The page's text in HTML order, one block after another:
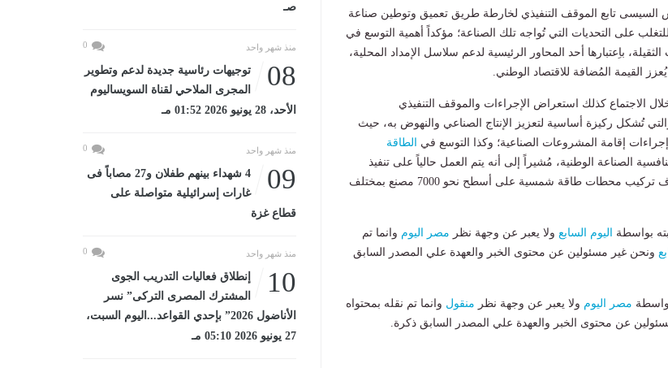
السيسى تابع الموقف التنفيذي لخارطة طريق تعميق وتوطين صناعة
على التحديات التي تُواجه تلك الصناعة؛ مؤكداً أهمية التوسع في
باِعتبارها أحد المحاور الرئيسية لدعم سلاسل الإمداد المحلية،
القيمة المُضافة للاقتصاد الوطني.
الاجتماع كذلك استعراض الإجراءات والموقف التنفيذي
تُشكل ركيزة أساسية لتعزيز الإنتاج الصناعي والنهوض به، حيث
إقامة المشروعات الصناعية؛ وكذا التوسع في
الطاقة
الصناعة الوطنية، مُشيراً إلى أنه يتم العمل حالياً على تنفيذ
مبادرة شمس الصناعة التي تستهدف تركيب محطات طاقة شمسية على أسطح نحو 7000 مصنع بمختلف
بواسطة اليوم السابع ولا يعبر عن وجهة نظر مصر اليوم وانما تم
ونحن غير مسئولين عن محتوى الخبر والعهدة علي المصدر السابق
مصر اليوم ولا يعبر عن وجهة نظر منقول وانما تم نقله بمحتواه
عن محتوى الخبر والعهدة علي المصدر السابق ذكرة.
صـ
منذ شهر واحد 0
08
توجيهات رئاسية جديدة لدعم وتطوير
المجرى الملاحي لقناة السويساليوم
الأحد، 28 يونيو 2026 01:52 مـ
منذ شهر واحد 0
09
4 شهداء بينهم طفلان و27 مصاباً فى
غارات إسرائيلية متواصلة على
قطاع غزة
منذ شهر واحد 0
10
إنطلاق فعاليات التدريب الجوى
المشترك المصرى التركى” نسر
الأناضول 2026” بإحدي القواعد...اليوم السبت،
27 يونيو 2026 05:10 مـ